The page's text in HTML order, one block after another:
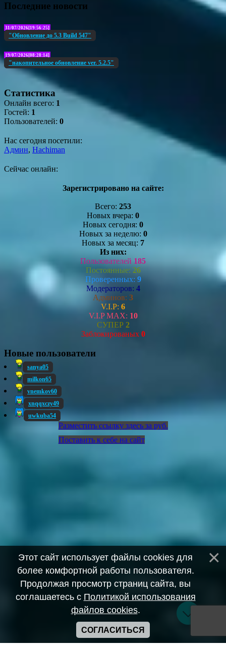
Последние новости
31/07/2026[19:56:25]
"Обновление до 5.3 Build 547"
19/07/2026[08:28:14]
"накопительное обновление ver. 5.2.5"
Статистика
Онлайн всего: 1
Гостей: 1
Пользователей: 0
Нас сегодня посетили:
Админ, Hachiman
Сейчас онлайн:
Зарегистрировано на сайте:
Всего: 253
Новых вчера: 0
Новых сегодня: 0
Новых за неделю: 0
Новых за месяц: 7
Из них:
Пользователей 185
Постоянные: 26
Проверенных: 9
Модераторов: 4
Админов: 3
V.I.P: 6
V.I.P MAX: 10
СУПЕР 2
Заблокированых 0
Новые пользователи
sanya05
milkon65
vnemkov60
xnqqxczy49
uwkuba54
Разместить ссылку здесь за руб.
Поставить к себе на сайт
Этот сайт использует файлы cookies для
более комфортной работы пользователя.
Продолжая просмотр страниц сайта, вы
соглашаетесь с Политикой использования
файлов cookies.
СОГЛАСИТЬСЯ